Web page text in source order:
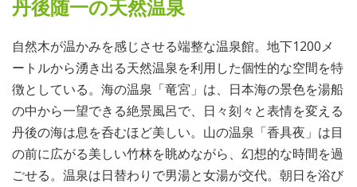
丹後随一の天然温泉
自然木が温かみを感じさせる端整な温泉館。地下1200メ
ートルから湧き出る天然温泉を利用した個性的な空間を特
徴としている。海の温泉「竜宮」は、日本海の景色を湯船
の中から一望できる絶景風呂で、日々刻々と表情を変える
丹後の海は息を呑むほど美しい。山の温泉「香具夜」は目
の前に広がる美しい竹林を眺めながら、幻想的な時間を過
ごせる。温泉は日替わりで男湯と女湯が交代。朝日を浴び